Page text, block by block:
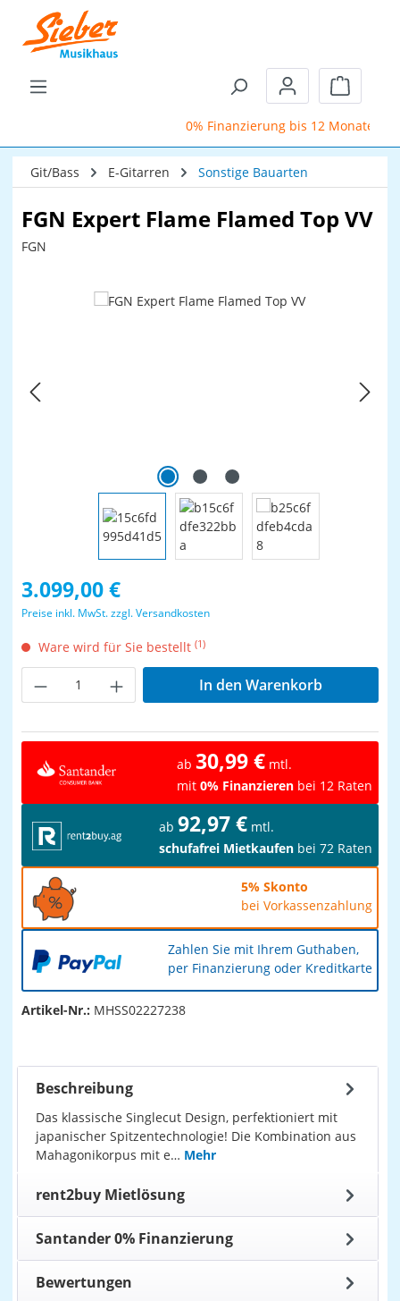
Zum Hauptinhalt springen
0% Finanzierung bis 12 Monate
Git/Bass E-Gitarren Sonstige Bauarten
FGN Expert Flame Flamed Top VV
FGN
Bildergalerie überspringen
Regulärer Preis:
3.099,00 €
Preise inkl. MwSt. zzgl. Versandkosten
Ware wird für Sie bestellt (1)
Produkt Anzahl: Gib den gewünschten
In den Warenkorb
ab 30,99 € mtl.
mit 0% Finanzieren bei 12 Raten
ab 92,97 € mtl.
schufafrei Mietkaufen bei 72 Raten
5% Skonto
bei Vorkassenzahlung
Zahlen Sie mit Ihrem Guthaben,
per Finanzierung oder Kreditkarte
Artikel-Nr.: MHSS02227238
Beschreibung
Das klassische Singlecut Design, perfektioniert mit
japanischer Spitzentechnologie! Die Kombination aus
Mahagonikorpus mit e… Mehr
rent2buy Mietlösung
Santander 0% Finanzierung
Bewertungen